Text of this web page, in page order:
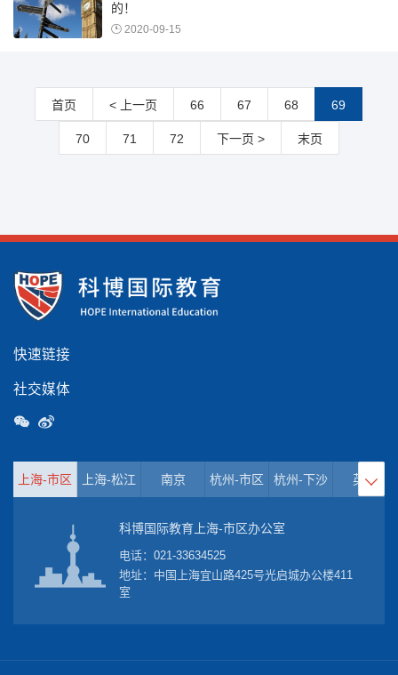
的！
2020-09-15
首页 < 上一页 66 67 68 69
70 71 72 下一页 > 末页
快速链接
社交媒体
上海-市区 上海-松江 南京 杭州-市区 杭州-下沙 英国

科博国际教育上海-市区办公室
电话： 021-33634525
地址：中国上海宜山路425号光启城办公楼411
室